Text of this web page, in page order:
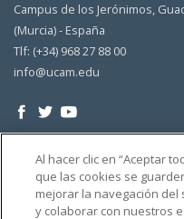
Campus de los Jerónimos,
(Murcia) - España
Tlf: (+34) 968 27 88 00
info@ucam.edu
Al hacer clic en “Aceptar
que las cookies se
mejorar la navegación del
y colaborar con nuestros